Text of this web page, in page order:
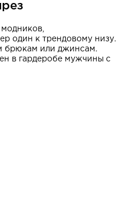
один к трендовому низу.
брюкам или джинсам.
в гардеробе мужчины с